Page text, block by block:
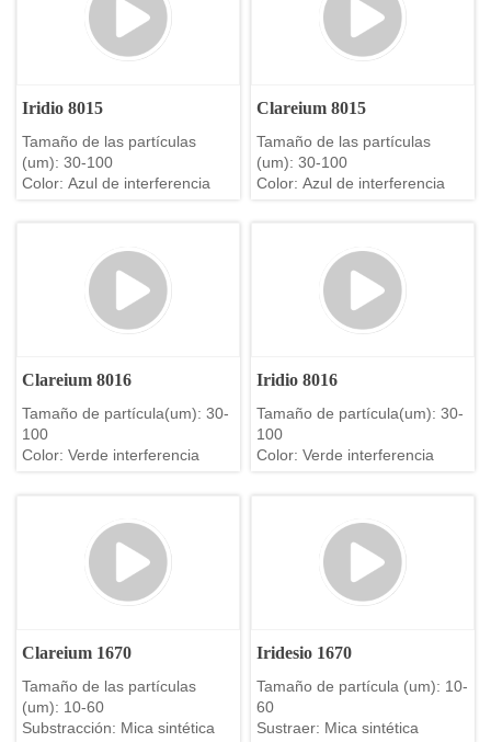
Iridio 8015
Tamaño de las partículas
(um): 30-100
Color: Azul de interferencia
Clareium 8015
Tamaño de las partículas
(um): 30-100
Color: Azul de interferencia
Clareium 8016
Tamaño de partícula(um): 30-
100
Color: Verde interferencia
Iridio 8016
Tamaño de partícula(um): 30-
100
Color: Verde interferencia
Clareium 1670
Tamaño de las partículas
(um): 10-60
Substracción: Mica sintética
Iridesio 1670
Tamaño de partícula (um): 10-
60
Sustraer: Mica sintética